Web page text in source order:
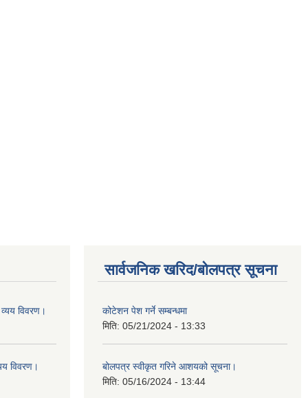
विवरण।
विवरण।
सार्वजनिक खरिद/बोलपत्र सूचना
कोटेशन पेश गर्ने सम्बन्धमा
मिति: 05/21/2024 - 13:33
बोलपत्र स्वीकृत गरिने आशयको सूचना।
मिति: 05/16/2024 - 13:44